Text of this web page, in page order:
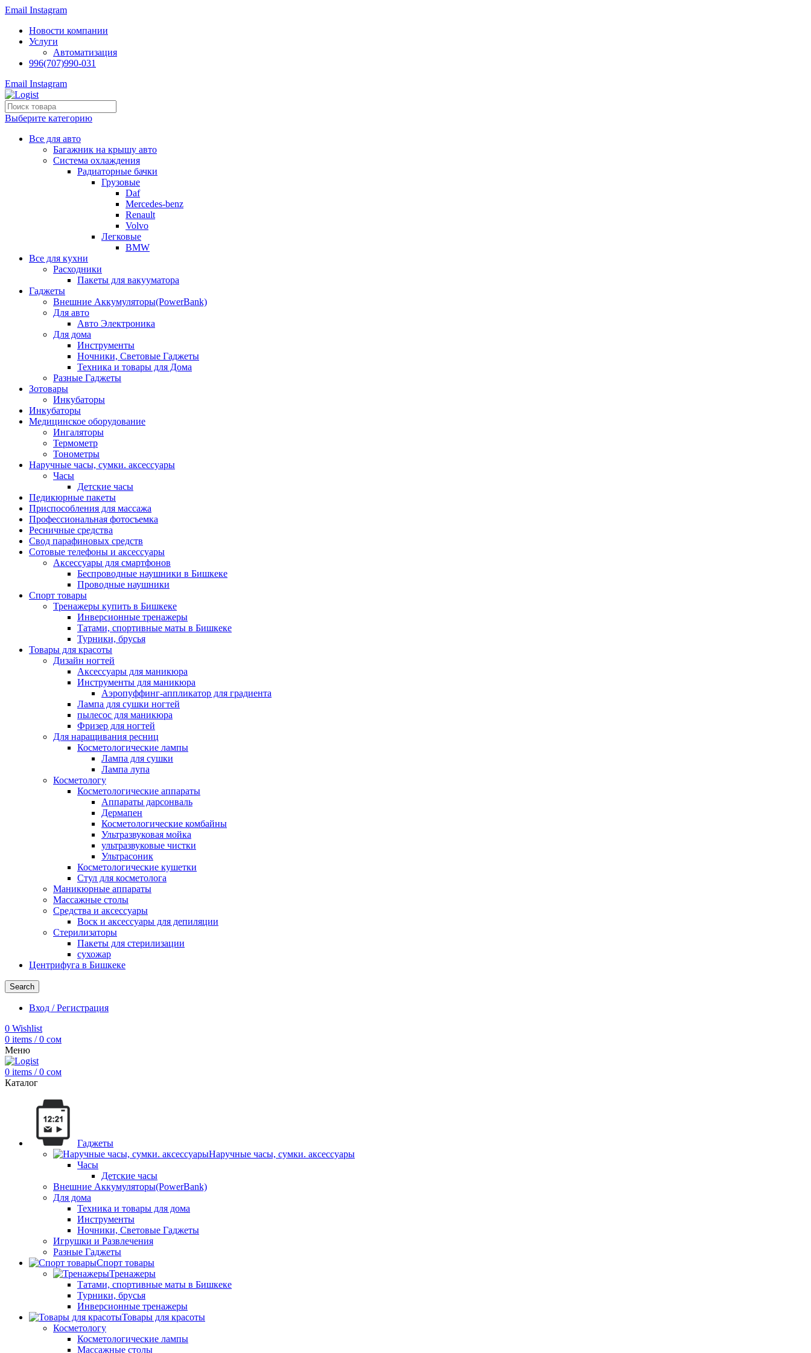
Email Instagram
Новости компании
Услуги
Автоматизация
996(707)990-031
Email Instagram
Выберите категорию
Все для авто
Багажник на крышу авто
Система охлаждения
Радиаторные бачки
Грузовые
Daf
Mercedes-benz
Renault
Volvo
Легковые
BMW
Все для кухни
Расходники
Пакеты для вакууматора
Гаджеты
Внешние Аккумуляторы(PowerBank)
Для авто
Авто Электроника
Для дома
Инструменты
Ночники, Световые Гаджеты
Техника и товары для Дома
Разные Гаджеты
Зотовары
Инкубаторы
Инкубаторы
Медицинское оборудование
Ингаляторы
Термометр
Тонометры
Наручные часы, сумки. аксессуары
Часы
Детские часы
Педикюрные пакеты
Приспособления для массажа
Профессиональная фотосъемка
Ресничные средства
Свод парафиновых средств
Сотовые телефоны и аксессуары
Аксессуары для смартфонов
Беспроводные наушники в Бишкеке
Проводные наушники
Спорт товары
Тренажеры купить в Бишкеке
Инверсионные тренажеры
Татами, спортивные маты в Бишкеке
Турники, брусья
Товары для красоты
Дизайн ногтей
Аксессуары для маникюра
Инструменты для маникюра
Аэропуффинг-аппликатор для градиента
Лампа для сушки ногтей
пылесос для маникюра
Фризер для ногтей
Для наращивания ресниц
Косметологические лампы
Лампа для сушки
Лампа лупа
Косметологу
Косметологические аппараты
Аппараты дарсонваль
Дермапен
Косметологические комбайны
Ультразвуковая мойка
ультразвуковые чистки
Ультрасоник
Косметологические кушетки
Стул для косметолога
Маникюрные аппараты
Массажные столы
Средства и аксессуары
Воск и аксессуары для депиляции
Стерилизаторы
Пакеты для стерилизации
сухожар
Центрифуга в Бишкеке
Search
Вход / Регистрация
0 Wishlist
0 items / 0 сом
Меню
0 items / 0 сом
Каталог
Гаджеты
Наручные часы, сумки. аксессуары
Часы
Детские часы
Внешние Аккумуляторы(PowerBank)
Для дома
Техника и товары для дома
Инструменты
Ночники, Световые Гаджеты
Игрушки и Развлечения
Разные Гаджеты
Спорт товары
Тренажеры
Татами, спортивные маты в Бишкеке
Турники, брусья
Инверсионные тренажеры
Товары для красоты
Косметологу
Косметологические лампы
Массажные столы